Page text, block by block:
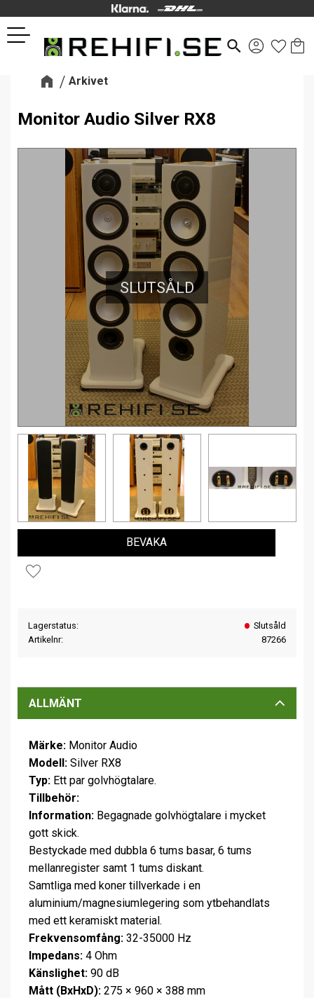
Meny
search
Arkivet
Monitor Audio Silver RX8
SLUTSÅLD
Lägg till i favoriter
BEVAKA
Lagerstatus
Slutsåld
Artikelnr
87266
ALLMÄNT
Märke: Monitor Audio
Modell: Silver RX8
Typ: Ett par golvhögtalare.
Tillbehör:
Information: Begagnade golvhögtalare i mycket
gott skick.
Bestyckade med dubbla 6 tums basar, 6 tums
mellanregister samt 1 tums diskant.
Samtliga med koner tillverkade i en
aluminium/magnesiumlegering som ytbehandlats
med ett keramiskt material.
Frekvensomfång: 32-35000 Hz
Impedans: 4 Ohm
Känslighet: 90 dB
Mått (BxHxD): 275 × 960 × 388 mm